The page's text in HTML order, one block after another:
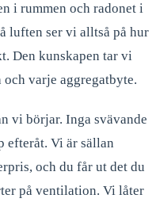
i rummen och radonet i
luften ser vi alltså på hur
Den kunskapen tar vi
varje aggregatbyte.
vi börjar. Inga svävande
efteråt. Vi är sällan
och du får ut det du
på ventilation. Vi låter